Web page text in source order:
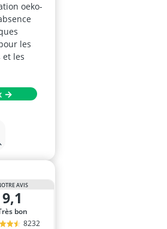
oeko-
les
et les
→
AVIS
9,1
Très bon
8232